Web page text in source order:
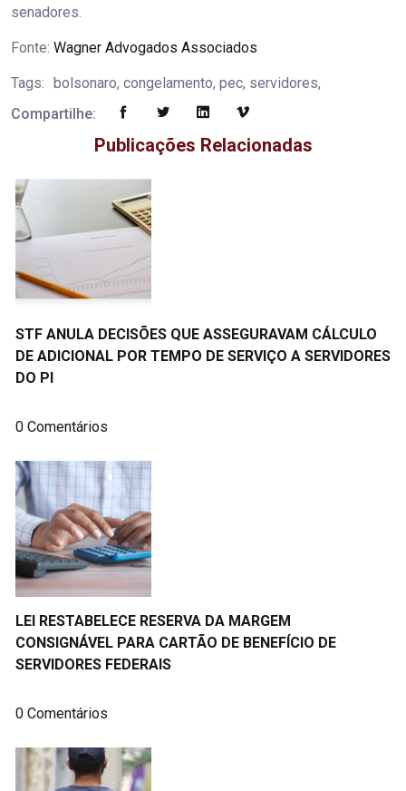
senadores.
Fonte: Wagner Advogados Associados
Tags:
bolsonaro, congelamento, pec, servidores,
Compartilhe:
Publicações Relacionadas
STF ANULA DECISÕES QUE ASSEGURAVAM CÁLCULO
DE ADICIONAL POR TEMPO DE SERVIÇO A SERVIDORES
DO PI
0 Comentários
LEI RESTABELECE RESERVA DA MARGEM
CONSIGNÁVEL PARA CARTÃO DE BENEFÍCIO DE
SERVIDORES FEDERAIS
0 Comentários